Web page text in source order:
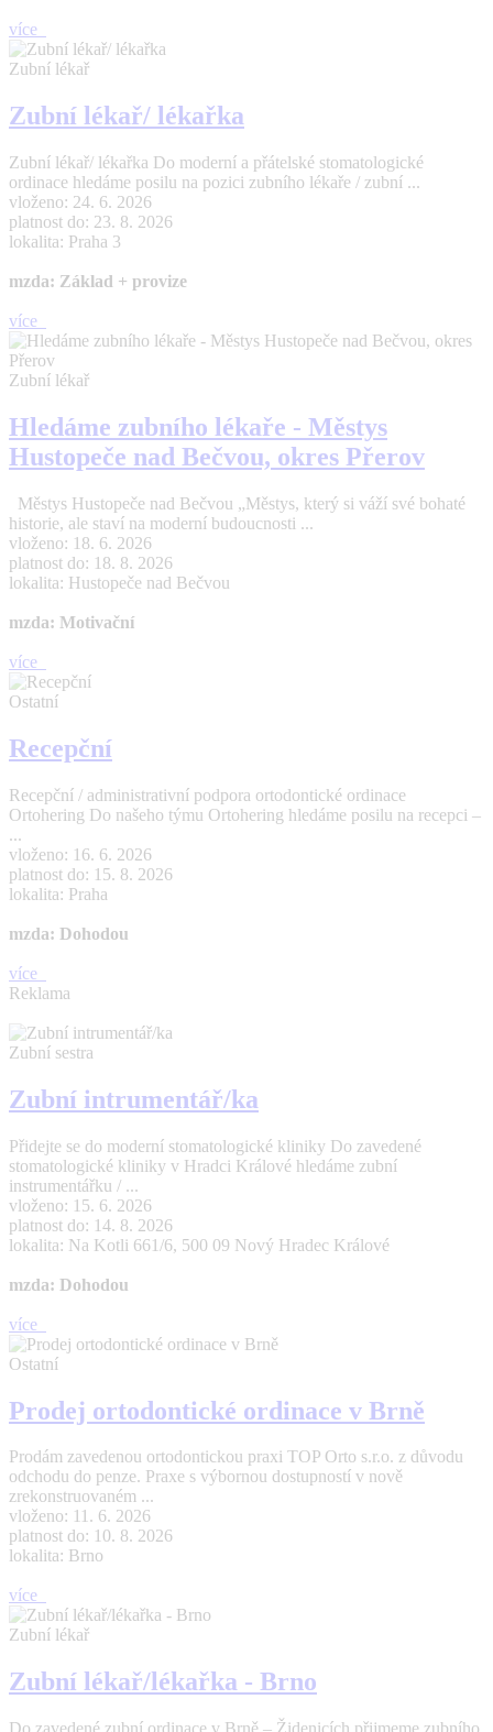
více
Zubní lékař
Zubní lékař/ lékařka
Zubní lékař/ lékařka Do moderní a přátelské stomatologické
ordinace hledáme posilu na pozici zubního lékaře / zubní ...
vloženo: 24. 6. 2026
platnost do: 23. 8. 2026
lokalita: Praha 3
mzda: Základ + provize
více
Zubní lékař
Hledáme zubního lékaře - Městys
Hustopeče nad Bečvou, okres Přerov
Městys Hustopeče nad Bečvou „Městys, který si váží své bohaté
historie, ale staví na moderní budoucnosti ...
vloženo: 18. 6. 2026
platnost do: 18. 8. 2026
lokalita: Hustopeče nad Bečvou
mzda: Motivační
více
Ostatní
Recepční
Recepční / administrativní podpora ortodontické ordinace
Ortohering Do našeho týmu Ortohering hledáme posilu na recepci –
...
vloženo: 16. 6. 2026
platnost do: 15. 8. 2026
lokalita: Praha
mzda: Dohodou
více
Reklama
Zubní sestra
Zubní intrumentář/ka
Přidejte se do moderní stomatologické kliniky Do zavedené
stomatologické kliniky v Hradci Králové hledáme zubní
instrumentářku / ...
vloženo: 15. 6. 2026
platnost do: 14. 8. 2026
lokalita: Na Kotli 661/6, 500 09 Nový Hradec Králové
mzda: Dohodou
více
Ostatní
Prodej ortodontické ordinace v Brně
Prodám zavedenou ortodontickou praxi TOP Orto s.r.o. z důvodu
odchodu do penze. Praxe s výbornou dostupností v nově
zrekonstruovaném ...
vloženo: 11. 6. 2026
platnost do: 10. 8. 2026
lokalita: Brno
více
Zubní lékař
Zubní lékař/lékařka - Brno